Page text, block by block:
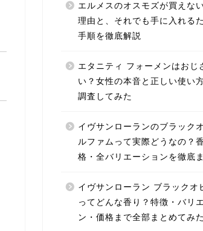
エルメスのオスモズが買えな
理由と、それでも手に入れる
手順を徹底解説
エタニティ フォーメンはおじ
い？女性の本音と正しい使い
調査してみた
イヴサンローランのブラック
ルファムって実際どうなの？
格・全バリエーションを徹底
イヴサンローラン ブラックオ
ってどんな香り？特徴・バリ
ン・価格まで全部まとめてみた